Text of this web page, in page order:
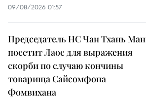
09/08/2026 01:57
Председатель НС Чан Тхань Ман
посетит Лаос для выражения
скорби по случаю кончины
товарища Сайсомфона
Фомвихана